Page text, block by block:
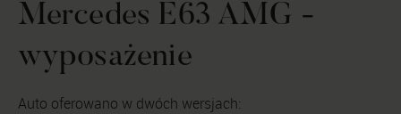
Mercedes E63 AMG -
wyposażenie
Auto oferowano w dwóch wersjach: